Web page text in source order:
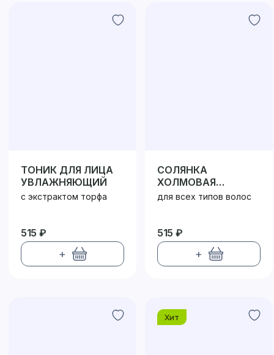
ТОНИК ДЛЯ ЛИЦА
УВЛАЖНЯЮЩИЙ
с экстрактом торфа
515 ₽
+
СОЛЯНКА
ХОЛМОВАЯ
КОНДИЦИОНЕР
для всех типов волос
515 ₽
+
Хит